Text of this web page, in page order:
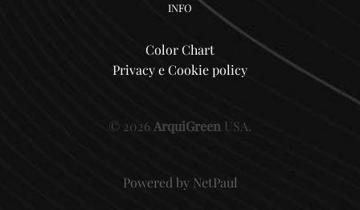
INFO
Color Chart
Privacy e Cookie policy
© 2026ArquiGreen USA.
Powered by NetPaul